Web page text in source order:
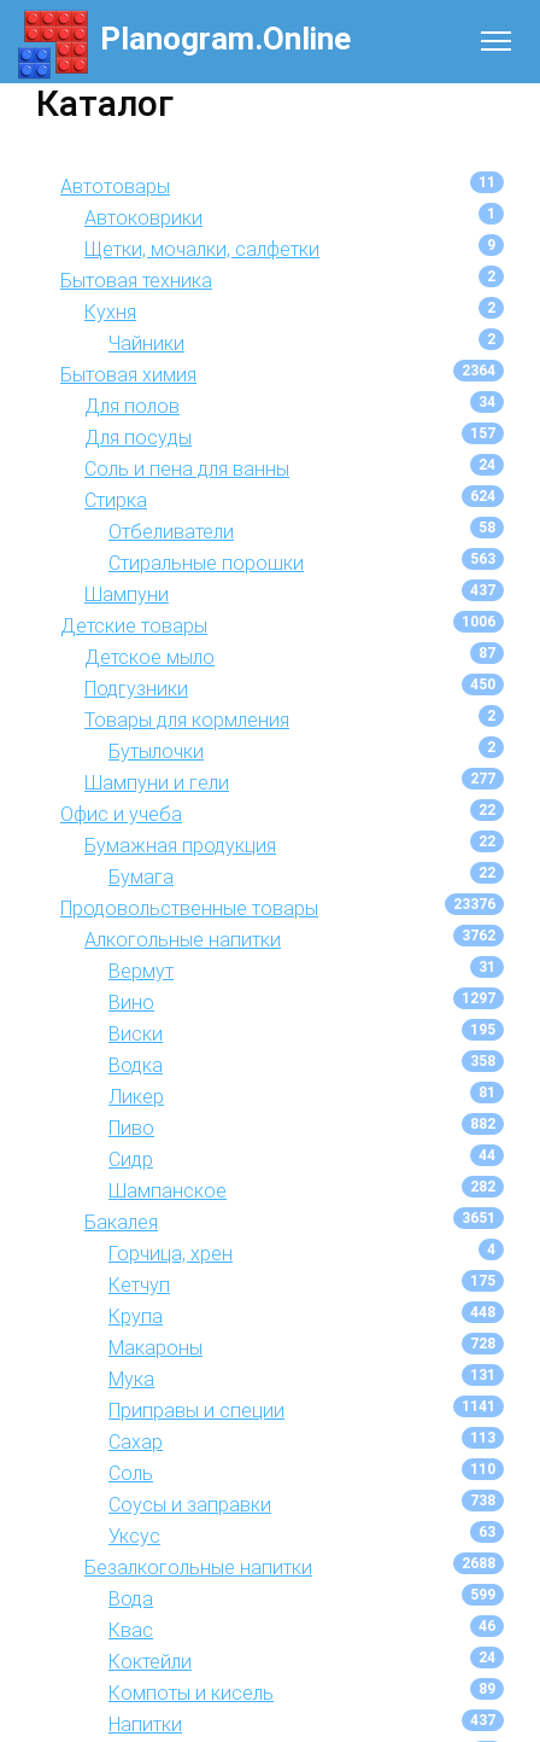
Planogram.Online
Каталог
Автотовары 11
Автоковрики 1
Щетки, мочалки, салфетки 9
Бытовая техника 2
Кухня 2
Чайники 2
Бытовая химия 2364
Для полов 34
Для посуды 157
Соль и пена для ванны 24
Стирка 624
Отбеливатели 58
Стиральные порошки 563
Шампуни 437
Детские товары 1006
Детское мыло 87
Подгузники 450
Товары для кормления 2
Бутылочки 2
Шампуни и гели 277
Офис и учеба 22
Бумажная продукция 22
Бумага 22
Продовольственные товары 23376
Алкогольные напитки 3762
Вермут 31
Вино 1297
Виски 195
Водка 358
Ликер 81
Пиво 882
Сидр 44
Шампанское 282
Бакалея 3651
Горчица, хрен 4
Кетчуп 175
Крупа 448
Макароны 728
Мука 131
Приправы и специи 1141
Сахар 113
Соль 110
Соусы и заправки 738
Уксус 63
Безалкогольные напитки 2688
Вода 599
Квас 46
Коктейли 24
Компоты и кисель 89
Напитки 437